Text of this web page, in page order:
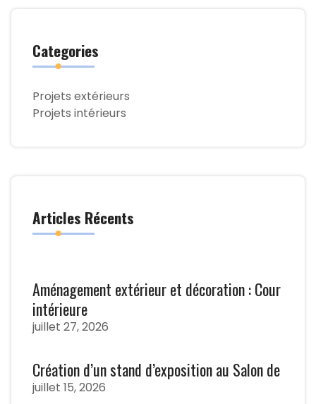
Categories
Projets extérieurs
Projets intérieurs
Articles Récents
Aménagement extérieur et décoration : Cour
intérieure
juillet 27, 2026
Création d’un stand d’exposition au Salon de
juillet 15, 2026